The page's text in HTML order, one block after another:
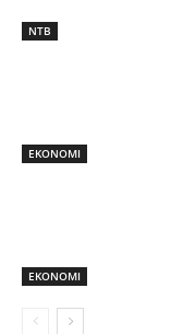
NTB
EKONOMI
EKONOMI